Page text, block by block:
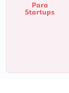
Para
Startups